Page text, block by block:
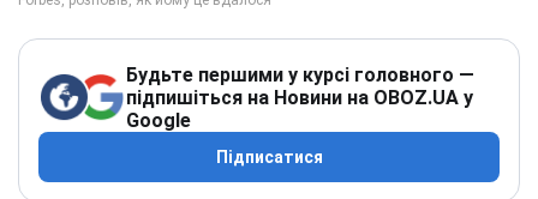
Будьте першими у курсі головного —
підпишіться на Новини на OBOZ.UA у
Google
Підписатися